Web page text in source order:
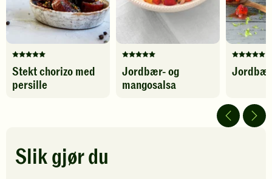
Denne
oppskriften
har
stjerner.
Klikk
Stekt chorizo med
persille
Denne
oppskriften
har
Jordbær- og
mangosalsa
Denne
5
av
Slik gjør du